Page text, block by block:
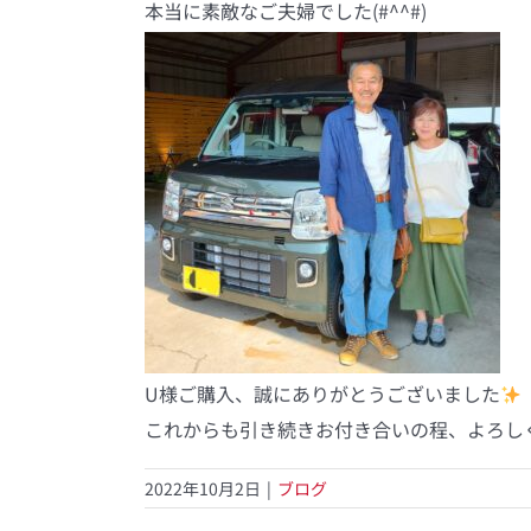
本当に素敵なご夫婦でした(#^^#)
U様ご購入、誠にありがとうございました
これからも引き続きお付き合いの程、よろ
2022年10月2日 | ブログ